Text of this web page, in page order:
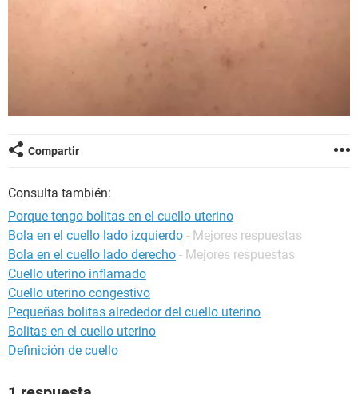
Compartir
Consulta también:
Porque tengo bolitas en el cuello uterino
Bola en el cuello lado izquierdo - Mejores respuestas
Bola en el cuello lado derecho - Mejores respuestas
Cuello uterino inflamado
Cuello uterino congestivo
Pequeñas bolitas alrededor del cuello uterino
Bolitas en el cuello uterino
Definición de cuello